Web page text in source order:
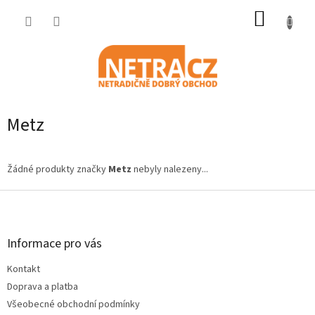
Metz
Žádné produkty značky Metz nebyly nalezeny...
Z
Informace pro vás
Kontakt
Doprava a platba
Všeobecné obchodní podmínky